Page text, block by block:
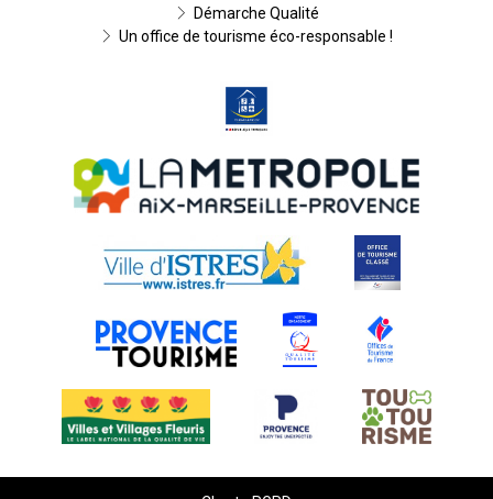
Démarche Qualité
Un office de tourisme éco-responsable !